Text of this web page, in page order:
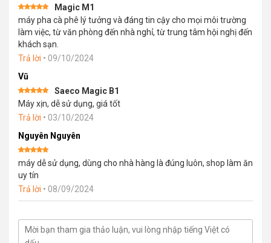
Được xếp
hạng 55
sao
Magic M1
máy pha cà phê lý tưởng và đáng tin cậy cho mọi môi trường
làm việc, từ văn phòng đến nhà nghỉ, từ trung tâm hội nghị đến
khách sạn.
Trả lời • 09/10/2024
Vũ
Được xếp
hạng 55
sao
Saeco Magic B1
Máy xịn, dễ sử dụng, giá tốt
Trả lời • 03/10/2024
Nguyên Nguyên
Được xếp
hạng 5
sao
máy dễ sử dụng, dùng cho nhà hàng là đúng luôn, shop làm ăn
uy tín
Trả lời • 08/09/2024